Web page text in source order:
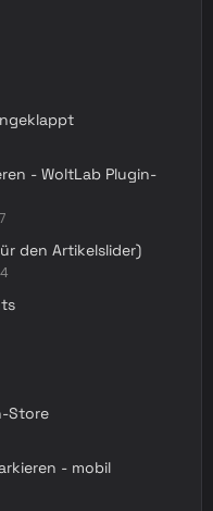
- WoltLab Plugin-
den Artikelslider)
Store
- mobil